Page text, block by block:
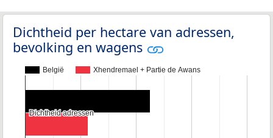
Dichtheid per hectare van adressen,
bevolking en wagens
België Xhendremael + Partie de Awans
Dichtheid adressen
Dichtheid adressen